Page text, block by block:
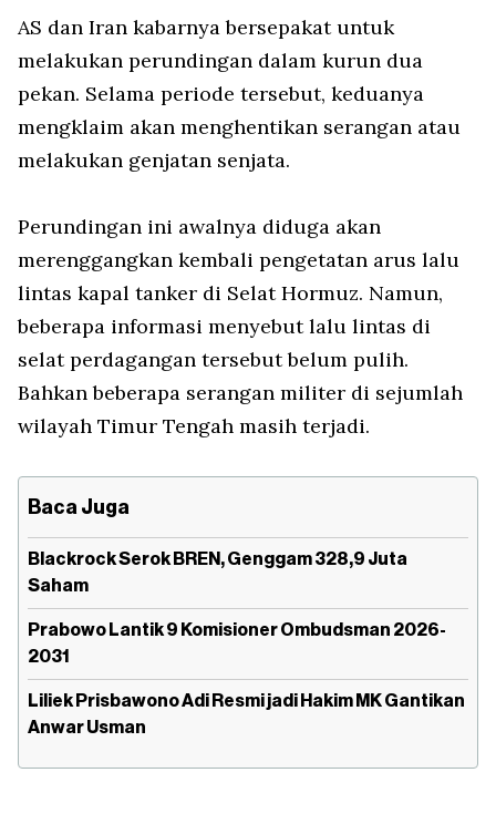
AS dan Iran kabarnya bersepakat untuk
melakukan perundingan dalam kurun dua
pekan. Selama periode tersebut, keduanya
mengklaim akan menghentikan serangan atau
melakukan genjatan senjata.
Perundingan ini awalnya diduga akan
merenggangkan kembali pengetatan arus lalu
lintas kapal tanker di Selat Hormuz. Namun,
beberapa informasi menyebut lalu lintas di
selat perdagangan tersebut belum pulih.
Bahkan beberapa serangan militer di sejumlah
wilayah Timur Tengah masih terjadi.
Baca Juga
Blackrock Serok BREN, Genggam 328,9 Juta
Saham
Prabowo Lantik 9 Komisioner Ombudsman 2026-
2031
Liliek Prisbawono Adi Resmi jadi Hakim MK Gantikan
Anwar Usman